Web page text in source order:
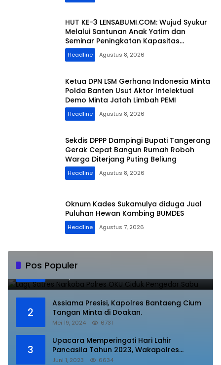
HUT KE-3 LENSABUMI.COM: Wujud Syukur
Melalui Santunan Anak Yatim dan
Seminar Peningkatan Kapasitas
Jurnalistik
Headline Agustus 8, 2026
Ketua DPN LSM Gerhana Indonesia Minta
Polda Banten Usut Aktor Intelektual
Demo Minta Jatah Limbah PEMI
Headline Agustus 8, 2026
Sekdis DPPP Dampingi Bupati Tangerang
Gerak Cepat Bangun Rumah Roboh
Warga Diterjang Puting Beliung
Headline Agustus 8, 2026
Oknum Kades Sukamulya diduga Jual
Puluhan Hewan Kambing BUMDES
Headline Agustus 7, 2026
Pos Populer
1
Pengedar Sabu
Juli 10, 2023 8846
2
Assiama Presisi, Kapolres Bantaeng Cium
Tangan Minta di Doakan.
Mei 19, 2024 6731
3
Upacara Memperingati Hari Lahir
Pancasila Tahun 2023, Wakapolres
Lampung Utara Bacakan Amanat Kepala
Juni 1, 2023 6634